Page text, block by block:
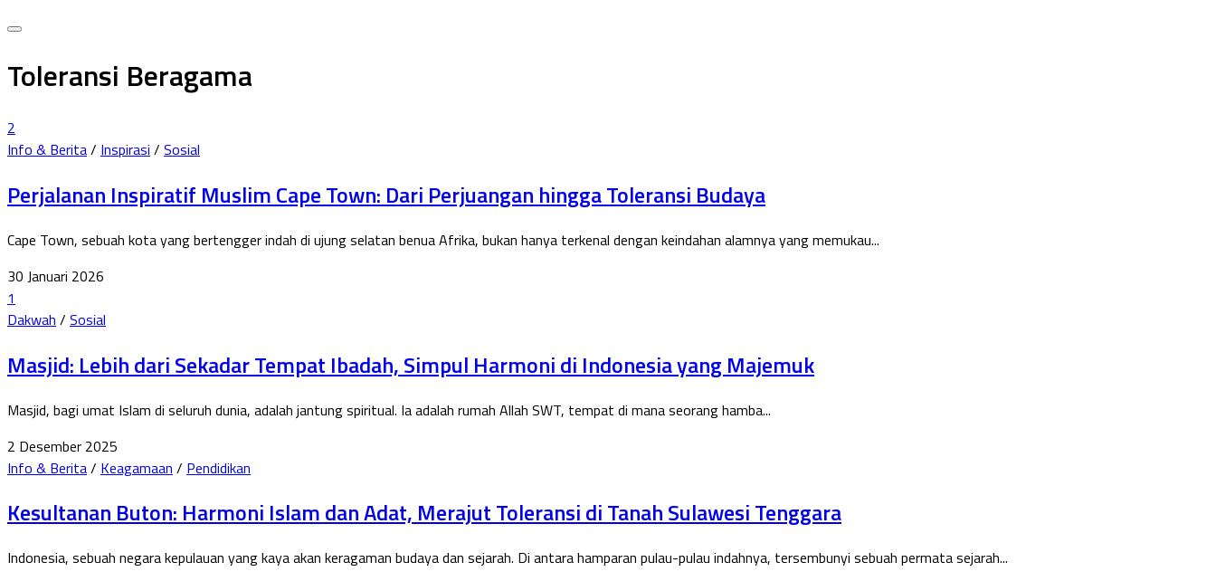
Toleransi Beragama
2
Info & Berita/ Inspirasi / Sosial
Perjalanan Inspiratif Muslim Cape Town: Dari Perjuangan hingga Toleransi Budaya
Cape Town, sebuah kota yang bertengger indah di ujung selatan benua Afrika, bukan hanya terkenal dengan keindahan alamnya yang memukau...
30 Januari 2026
1
Dakwah / Sosial
Masjid: Lebih dari Sekadar Tempat Ibadah, Simpul Harmoni di Indonesia yang Majemuk
Masjid, bagi umat Islam di seluruh dunia, adalah jantung spiritual. Ia adalah rumah Allah SWT, tempat di mana seorang hamba...
2 Desember 2025
Info & Berita/ Keagamaan / Pendidikan
Kesultanan Buton: Harmoni Islam dan Adat, Merajut Toleransi di Tanah Sulawesi Tenggara
Indonesia, sebuah negara kepulauan yang kaya akan keragaman budaya dan sejarah. Di antara hamparan pulau-pulau indahnya, tersembunyi sebuah permata sejarah...